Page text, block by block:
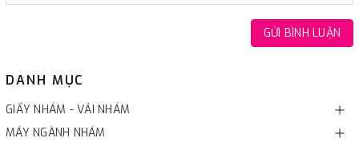
DANH MỤC
GIẤY NHÁM - VẢI NHÁM
MÁY NGÀNH NHÁM
GỬI BÌNH LUẬN